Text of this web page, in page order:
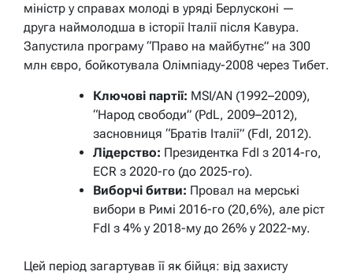
міністр у справах молоді в уряді Берлусконі —
друга наймолодша в історії Італії після Кавура.
Запустила програму “Право на майбутнє” на 300
млн євро, бойкотувала Олімпіаду-2008 через Тибет.
Ключові партії: MSI/AN (1992–2009),
“Народ свободи” (PdL, 2009–2012),
засновниця “Братів Італії” (FdI, 2012).
Лідерство: Президентка FdI з 2014-го,
ECR з 2020-го (до 2025-го).
Виборчі битви: Провал на мерські
вибори в Римі 2016-го (20,6%), але ріст
FdI з 4% у 2018-му до 26% у 2022-му.
Цей період загартував її як бійця: від захисту